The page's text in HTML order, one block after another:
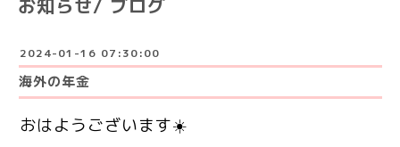
お知らせ/ ブログ
2024-01-16 07:30:00
海外の年金
おはようございます☀️